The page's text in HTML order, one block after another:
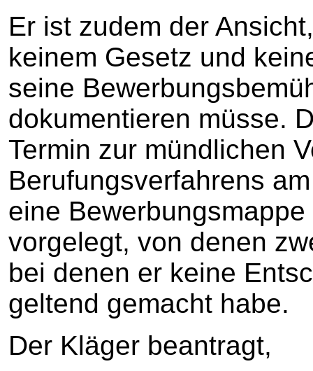
Er ist zudem der
keinem Gesetz und
seine
dokumentieren müsse.
Termin zur mündlichen
Berufungsverfahrens
eine
vorgelegt, von denen
bei denen er keine
geltend gemacht habe.
Der Kläger beantragt,